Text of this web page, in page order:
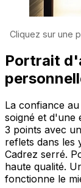
Cliquez sur une
Portrait
La confiance
soigné et d'une
3 points avec
reflets dans les
Cadrez serré.
haute qualité.
fonctionne le